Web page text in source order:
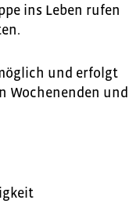
ins Leben rufen
und erfolgt
Wochenenden und